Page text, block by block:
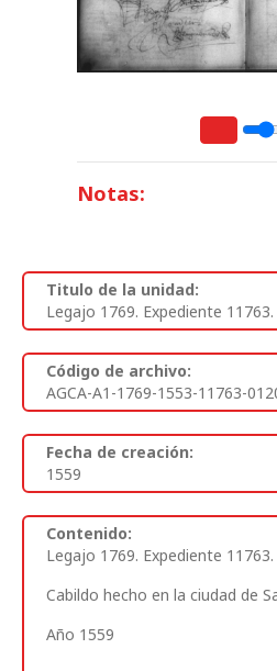
Notas:
Titulo de la unidad:
Legajo 1769. Expediente
Código de archivo:
AGCA-A1-1769-1553-11763-
Fecha de creación:
1559
Contenido:
Legajo 1769. Expediente
Cabildo hecho en la ciudad de
Año 1559